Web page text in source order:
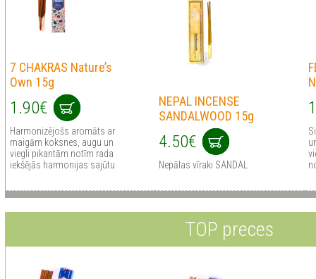
7 CHAKRAS Nature’s
Own 15g
1.90€
Harmonizējošs aromāts ar
maigām koksnes, augu un
viegli pikantām notīm rada
iekšējās harmonijas sajūtu
NEPAL INCENSE
SANDALWOOD 15g
4.50€
Nepālas vīraki SANDAL
TOP preces